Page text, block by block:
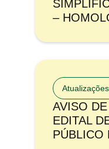
–
AVISO
EDITAL
PÚBLICO